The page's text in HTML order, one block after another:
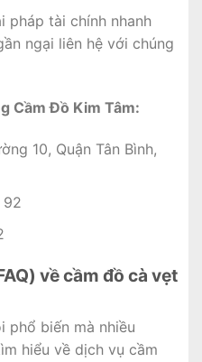
pháp tài chính nhanh
ngại liên hệ với chúng
Cầm Đồ Kim Tâm:
10, Quận Tân Bình,
về cầm đồ cà vẹt
phổ biến mà nhiều
hiểu về dịch vụ cầm